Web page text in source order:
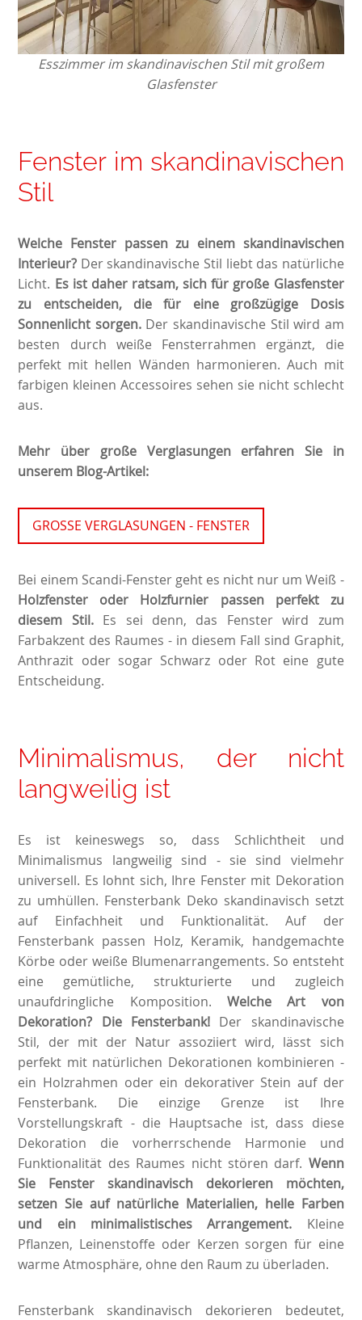
Esszimmer im skandinavischen Stil mit großem
Glasfenster
Fenster im skandinavischen
Stil
Welche Fenster passen zu einem skandinavischen
Interieur? Der skandinavische Stil liebt das natürliche
Licht. Es ist daher ratsam, sich für große Glasfenster
zu entscheiden, die für eine großzügige Dosis
Sonnenlicht sorgen.Der skandinavische Stil wird am
besten durch weiße Fensterrahmen ergänzt, die
perfekt mit hellen Wänden harmonieren. Auch mit
farbigen kleinen Accessoires sehen sie nicht schlecht
aus.
Mehr über große Verglasungen erfahren Sie in
unserem Blog-Artikel:
GROSSE VERGLASUNGEN - FENSTER
Bei einem Scandi-Fenster geht es nicht nur um Weiß -
Holzfenster oder Holzfurnier passen perfekt zu
diesem Stil.Es sei denn, das Fenster wird zum
Farbakzent des Raumes - in diesem Fall sind Graphit,
Anthrazit oder sogar Schwarz oder Rot eine gute
Entscheidung.
Minimalismus, der nicht
langweilig ist
Es ist keineswegs so, dass Schlichtheit und
Minimalismus langweilig sind - sie sind vielmehr
universell. Es lohnt sich, Ihre Fenster mit Dekoration
zu umhüllen. Fensterbank Deko skandinavisch setzt
auf Einfachheit und Funktionalität. Auf der
Fensterbank passen Holz, Keramik, handgemachte
Körbe oder weiße Blumenarrangements. So entsteht
eine gemütliche, strukturierte und zugleich
unaufdringliche Komposition. Welche Art von
Dekoration? Die Fensterbank! Der skandinavische
Stil, der mit der Natur assoziiert wird, lässt sich
perfekt mit natürlichen Dekorationen kombinieren -
ein Holzrahmen oder ein dekorativer Stein auf der
Fensterbank. Die einzige Grenze ist Ihre
Vorstellungskraft - die Hauptsache ist, dass diese
Dekoration die vorherrschende Harmonie und
Funktionalität des Raumes nicht stören darf. Wenn
Sie Fenster skandinavisch dekorieren möchten,
setzen Sie auf natürliche Materialien, helle Farben
und ein minimalistisches Arrangement. Kleine
Pflanzen, Leinenstoffe oder Kerzen sorgen für eine
warme Atmosphäre, ohne den Raum zu überladen.
Fensterbank skandinavisch dekorieren bedeutet,